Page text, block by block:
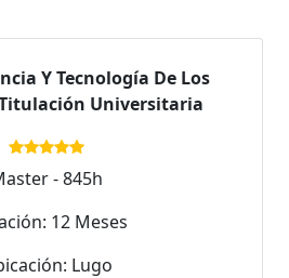
Y Tecnología De Los
Universitaria
- 845h
12 Meses
Lugo